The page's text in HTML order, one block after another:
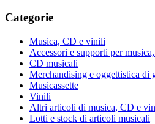
Categorie
Musica, CD e vinili
Accessori e supporti per
CD musicali
Merchandising e oggettistica di
Musicassette
Vinili
Altri articoli di musica, CD e
Lotti e stock di articoli musicali